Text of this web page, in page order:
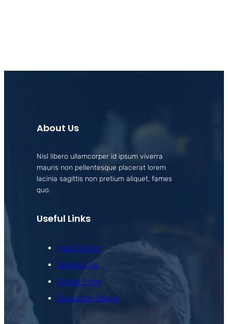
About Us
Nisl libero ullamcorper id ipsum viverra
mauris non pellentesque placerat lorem
lacinia sagittis non pretium aliquet, fames
quo.
Useful Links
Help Center
Contact Us
Online Form
Education Board